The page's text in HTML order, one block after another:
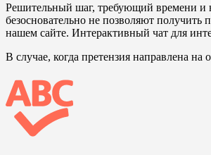
Решительный шаг, требующий времени и
безосновательно не позволяют
нашем сайте. Интерактивный чат для
В случае, когда претензия направлена